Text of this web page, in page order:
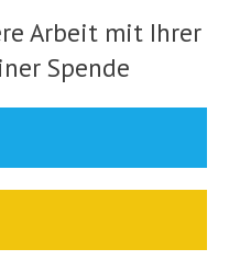
Arbeit mit Ihrer
Spende